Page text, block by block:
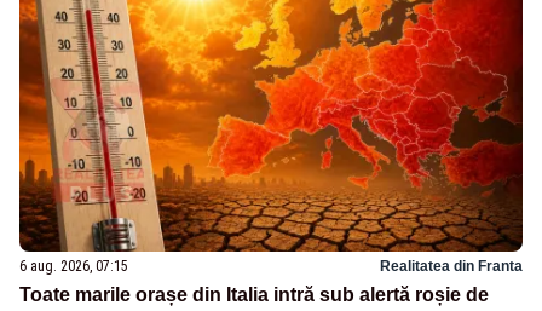
6 aug. 2026, 07:15 Realitatea din Franta
Toate marile orașe din Italia intră sub alertă roșie de